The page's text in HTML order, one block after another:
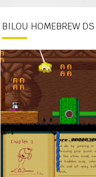
BILOU HOMEBREW DS